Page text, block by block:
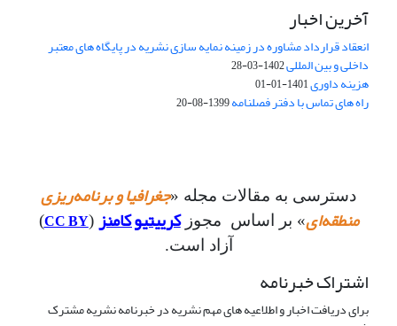
آخرین اخبار
انعقاد قرارداد مشاوره در زمینه نمایه سازی نشریه در پایگاه های معتبر
داخلی و بین المللی1402-03-28
هزینه داوری1401-01-01
راه های تماس با دفتر فصلنامه1399-08-20
دسترسی به مقالات مجله «جغرافیا و برنامه‌ریزی
منطقه‌ای» بر اساس مجوزکرییتیو کامنز (
CC BY
)
آزاد است.
اشتراک خبرنامه
برای دریافت اخبار و اطلاعیه های مهم نشریه در خبرنامه نشریه مشترک